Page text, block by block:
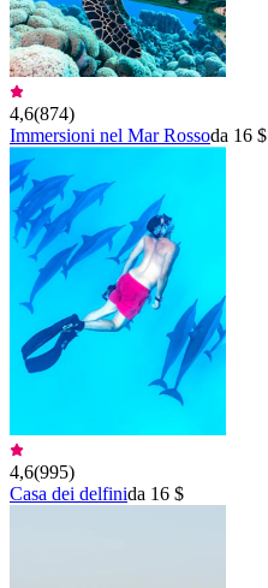
4,6(874)
Immersioni nel Mar Rossoda 16 $
4,6(995)
Casa dei delfinida 16 $